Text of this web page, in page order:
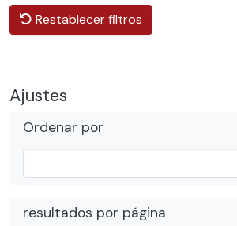
Restablecer filtros
Ajustes
Ordenar por
resultados por página